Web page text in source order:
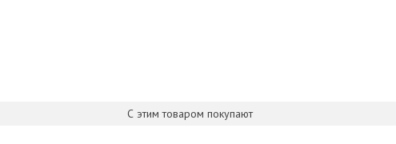
С этим товаром покупают